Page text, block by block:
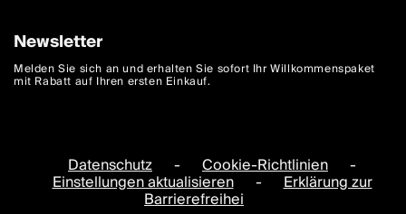
Newsletter
Melden Sie sich an und erhalten Sie sofort Ihr Willkommenspaket
mit Rabatt auf Ihren ersten Einkauf.
Datenschutz - Cookie-Richtlinien -
Einstellungen aktualisieren - Erklärung zur
Barrierefreihei